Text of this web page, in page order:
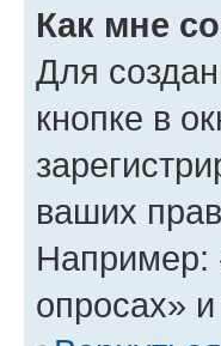
Как мне
Для
кнопке в
ваших
Например:
опросах» и